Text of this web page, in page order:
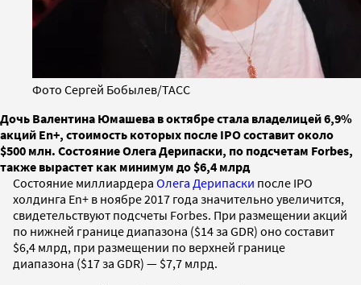
Фото Сергей Бобылев/ТАСС
Дочь Валентина Юмашева в октябре стала владелицей 6,9%
акций En+, стоимость которых после IPO составит около
$500 млн. Состояние Олега Дерипаски, по подсчетам Forbes,
также вырастет как минимум до $6,4 млрд
Состояние миллиардера Олега Дерипаски после IPO
холдинга En+ в ноябре 2017 года значительно увеличится,
свидетельствуют подсчеты Forbes. При размещении акций
по нижней границе диапазона ($14 за GDR) оно составит
$6,4 млрд, при размещении по верхней границе
диапазона ($17 за GDR) — $7,7 млрд.